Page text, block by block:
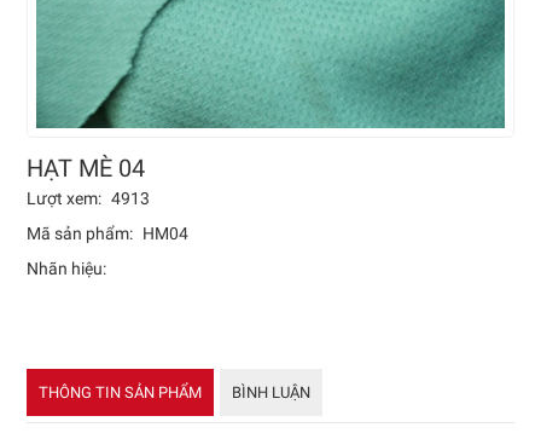
HẠT MÈ 04
Lượt xem: 4913
Mã sản phẩm: HM04
Nhãn hiệu:
THÔNG TIN SẢN PHẨM BÌNH LUẬN